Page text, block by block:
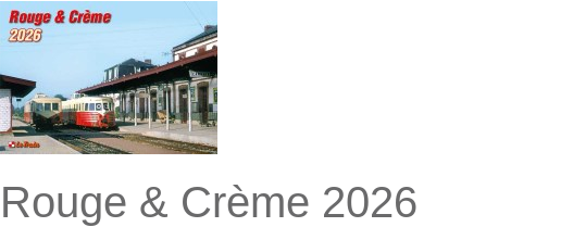
Rouge & Crème 2026